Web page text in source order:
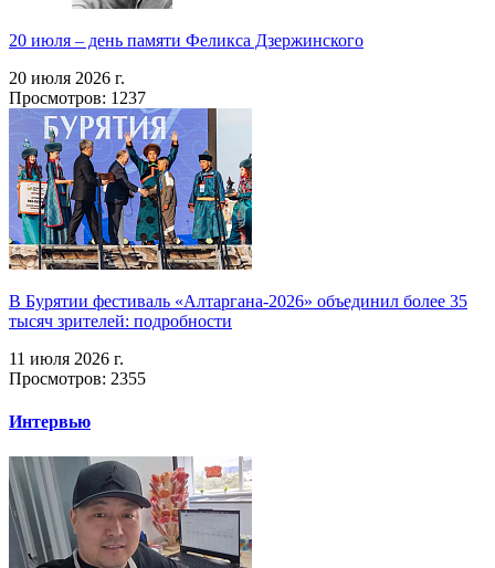
20 июля – день памяти Феликса Дзержинского
20 июля 2026 г.
Просмотров: 1237
В Бурятии фестиваль «Алтаргана-2026» объединил более 35
тысяч зрителей: подробности
11 июля 2026 г.
Просмотров: 2355
Интервью